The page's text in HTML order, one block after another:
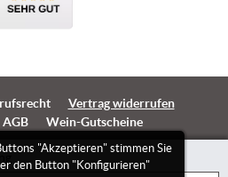
"Akzeptieren" stimmen Sie
den Button "Konfigurieren"
Vertrag widerrufen
AGB Wein-Gutscheine